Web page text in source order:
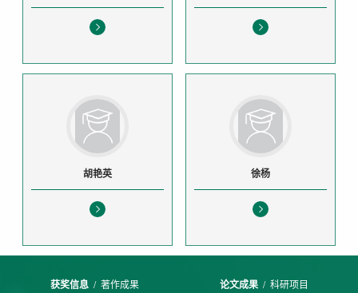
胡艳英 徐杨
获奖信息/ 著作成果 论文成果/ 科研项目